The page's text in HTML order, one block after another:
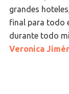
grandes
final para todo
durante todo
Veronica